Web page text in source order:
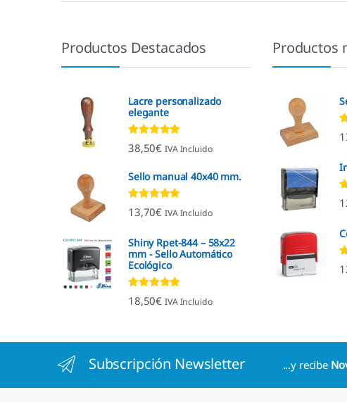
Productos Destacados
Lacre personalizado
elegante
Valorado con
4.92de 5
38,50€ IVA Incluido
Sello manual 40x40 mm.
Valorado con
4.96de 5
13,70€ IVA Incluido
Shiny Rpet-844 – 58x22
mm - Sello Automático
Ecológico
Valorado con
4.96de 5
18,50€ IVA Incluido
Productos
Subscripción Newsletter ...y recibe